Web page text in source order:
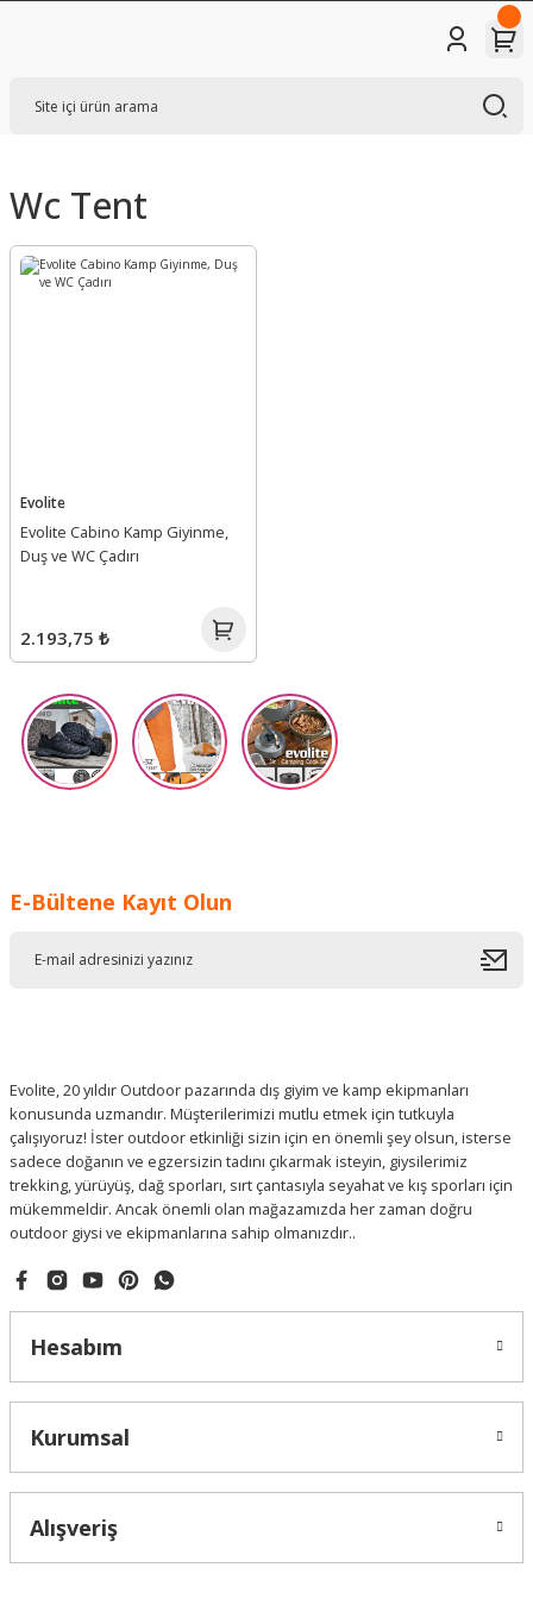
Wc Tent
Evolite
Evolite Cabino Kamp Giyinme,
Duş ve WC Çadırı
2.193,75 ₺
E-Bültene Kayıt Olun
Evolite, 20 yıldır Outdoor pazarında dış giyim ve kamp ekipmanları
konusunda uzmandır. Müşterilerimizi mutlu etmek için tutkuyla
çalışıyoruz! İster outdoor etkinliği sizin için en önemli şey olsun, isterse
sadece doğanın ve egzersizin tadını çıkarmak isteyin, giysilerimiz
trekking, yürüyüş, dağ sporları, sırt çantasıyla seyahat ve kış sporları için
mükemmeldir. Ancak önemli olan mağazamızda her zaman doğru
outdoor giysi ve ekipmanlarına sahip olmanızdır..
Hesabım
Kurumsal
Alışveriş